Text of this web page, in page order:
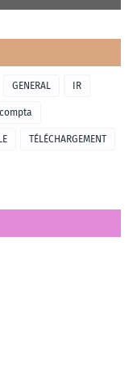
GENERAL IR
TÉLÉCHARGEMENT